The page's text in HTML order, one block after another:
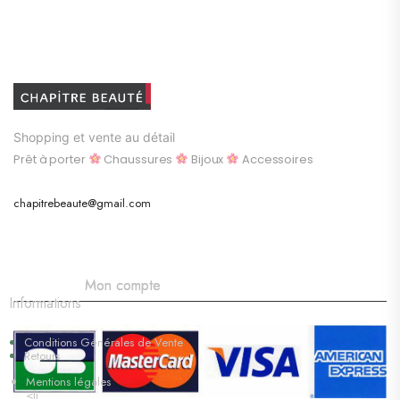
Shopping et vente au détail
Prêt à porter Chaussures Bijoux Accessoires
chapitrebeaute@gmail.com
Mon compte
Informations
Conditions Générales de Vente
Retours
Mentions légales
<li